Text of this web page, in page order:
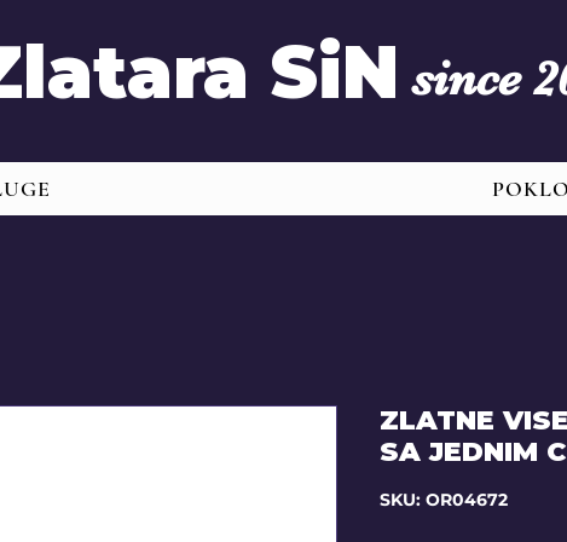
SiN since
ZLATNE
SA JEDNIM
SKU: OR04672